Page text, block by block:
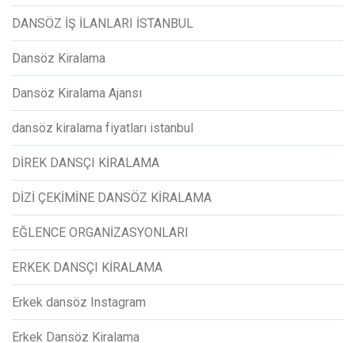
DANSÖZ İŞ İLANLARI İSTANBUL
Dansöz Kiralama
Dansöz Kiralama Ajansı
dansöz kiralama fiyatları istanbul
DİREK DANSÇI KİRALAMA
DİZİ ÇEKİMİNE DANSÖZ KİRALAMA
EĞLENCE ORGANİZASYONLARI
ERKEK DANSÇI KİRALAMA
Erkek dansöz Instagram
Erkek Dansöz Kiralama